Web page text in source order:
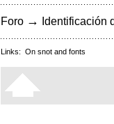
Foro → Identificación
Links: On snot and fonts